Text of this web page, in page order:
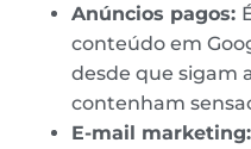
Anúncios pagos:
conteúdo em
desde que sigam
contenham
E-mail marketing: